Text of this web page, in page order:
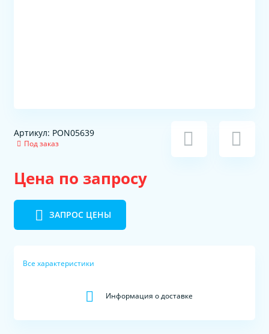
Артикул: PON05639
Под заказ
Цена по запросу
ЗАПРОС ЦЕНЫ
Все характеристики
Информация о доставке